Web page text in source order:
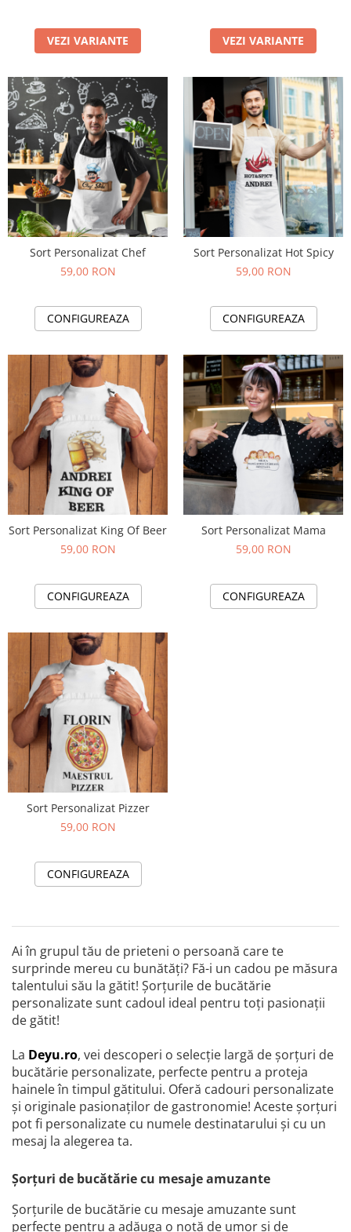
VEZI VARIANTE VEZI VARIANTE
Sort Personalizat Chef
59,00 RON
CONFIGUREAZA
Sort Personalizat Hot Spicy
59,00 RON
CONFIGUREAZA
Sort Personalizat King Of Beer
59,00 RON
CONFIGUREAZA
Sort Personalizat Mama
59,00 RON
CONFIGUREAZA
Sort Personalizat Pizzer
59,00 RON
CONFIGUREAZA
Ai în grupul tău de prieteni o persoană care te
surprinde mereu cu bunătăți? Fă-i un cadou pe măsura
talentului său la gătit! Șorțurile de bucătărie
personalizate sunt cadoul ideal pentru toți pasionații
de gătit!
La Deyu.ro, vei descoperi o selecție largă de șorțuri de
bucătărie personalizate, perfecte pentru a proteja
hainele în timpul gătitului. Oferă cadouri personalizate
și originale pasionaților de gastronomie! Aceste șorțuri
pot fi personalizate cu numele destinatarului și cu un
mesaj la alegerea ta.
Șorțuri de bucătărie cu mesaje amuzante
Șorțurile de bucătărie cu mesaje amuzante sunt
perfecte pentru a adăuga o notă de umor și de